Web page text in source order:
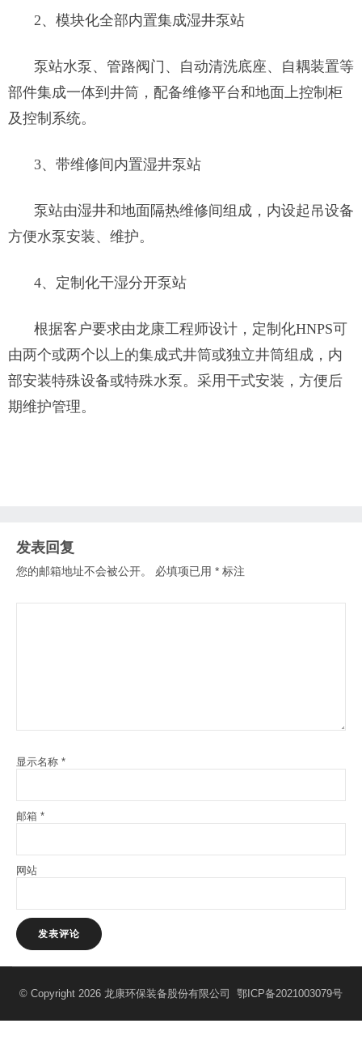
2、模块化全部内置集成湿井泵站
泵站水泵、管路阀门、自动清洗底座、自耦装置等
部件集成一体到井筒，配备维修平台和地面上控制柜
及控制系统。
3、带维修间内置湿井泵站
泵站由湿井和地面隔热维修间组成，内设起吊设备
方便水泵安装、维护。
4、定制化干湿分开泵站
根据客户要求由龙康工程师设计，定制化HNPS可
由两个或两个以上的集成式井筒或独立井筒组成，内
部安装特殊设备或特殊水泵。采用干式安装，方便后
期维护管理。
发表回复
您的邮箱地址不会被公开。 必填项已用 * 标注
显示名称 *
邮箱 *
网站
© Copyright 2026 龙康环保装备股份有限公司 鄂ICP备2021003079号